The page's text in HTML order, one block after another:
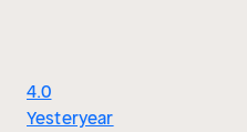
4.0
Yesteryear